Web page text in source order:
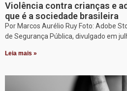
Violência contra crianças e
que é a sociedade brasileira
Por Marcos Aurélio Ruy Foto: Adobe
de Segurança Pública, divulgado em
Leia mais »